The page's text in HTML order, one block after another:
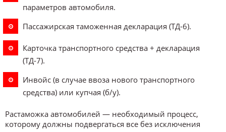
параметров автомобиля.
Пассажирская таможенная декларация (ТД-6).
Карточка транспортного средства + декларация
(ТД-7).
Инвойс (в случае ввоза нового транспортного
средства) или купчая (б/у).
Растаможка автомобилей — необходимый процесс,
которому должны подвергаться все без исключения